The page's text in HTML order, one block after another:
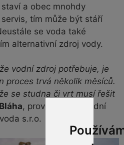
a obec mnohdy
tím může být stáří
se voda také
alternativní zdroj vody.
vodní zdroj potřebuje, je
proces trvá několik měsíců.
se studna či vrt musí řešit
, provozně-obchodní
s.r.o.